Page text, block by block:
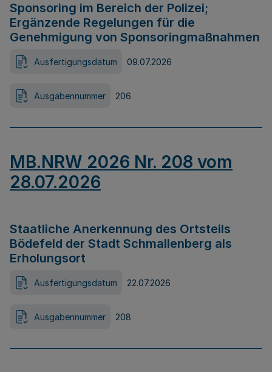
Sponsoring im Bereich der Polizei;
Ergänzende Regelungen für die
Genehmigung von Sponsoringmaßnahmen
Ausfertigungsdatum 09.07.2026
Ausgabennummer 206
MB.NRW 2026 Nr. 208 vom
28.07.2026
Staatliche Anerkennung des Ortsteils
Bödefeld der Stadt Schmallenberg als
Erholungsort
Ausfertigungsdatum 22.07.2026
Ausgabennummer 208